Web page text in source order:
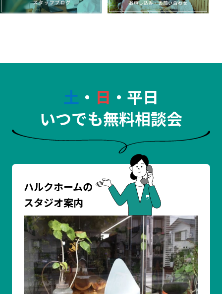
土 ・ 日 ・平日
いつでも無料相談会
ハルクホームの
スタジオ案内